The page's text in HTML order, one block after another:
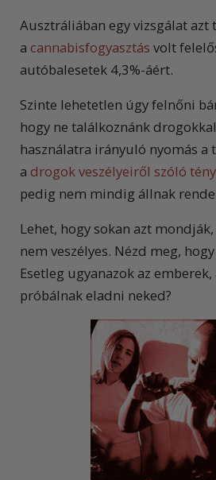
Ausztráliában egy vizsgálat azt
a cannabisfogyasztás volt
autóbalesetek 4,3%-áért.
Szinte lehetetlen úgy felnőni
hogy ne találkoznánk
használatra irányuló nyomás a
a drogok veszélyeiről szóló
pedig nem mindig állnak
Lehet, hogy sokan azt
nem veszélyes. Nézd meg,
Esetleg ugyanazok az
próbálnak eladni neked?